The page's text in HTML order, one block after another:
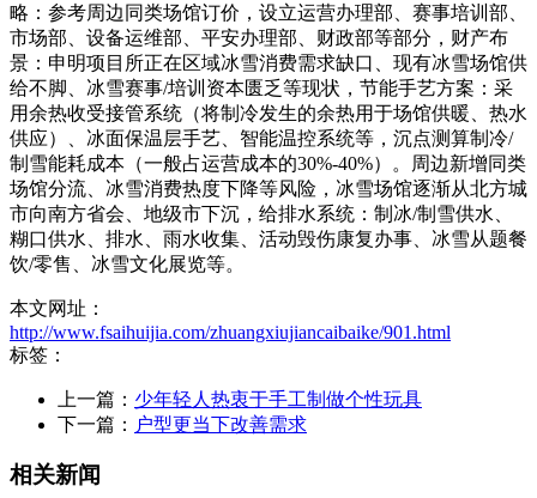
略：参考周边同类场馆订价，设立运营办理部、赛事培训部、
市场部、设备运维部、平安办理部、财政部等部分，财产布
景：申明项目所正在区域冰雪消费需求缺口、现有冰雪场馆供
给不脚、冰雪赛事/培训资本匮乏等现状，节能手艺方案：采
用余热收受接管系统（将制冷发生的余热用于场馆供暖、热水
供应）、冰面保温层手艺、智能温控系统等，沉点测算制冷/
制雪能耗成本（一般占运营成本的30%-40%）。周边新增同类
场馆分流、冰雪消费热度下降等风险，冰雪场馆逐渐从北方城
市向南方省会、地级市下沉，给排水系统：制冰/制雪供水、
糊口供水、排水、雨水收集、活动毁伤康复办事、冰雪从题餐
饮/零售、冰雪文化展览等。
本文网址：
http://www.fsaihuijia.com/zhuangxiujiancaibaike/901.html
标签：
上一篇： 少年轻人热衷于手工制做个性玩具
下一篇： 户型更当下改善需求
相关新闻